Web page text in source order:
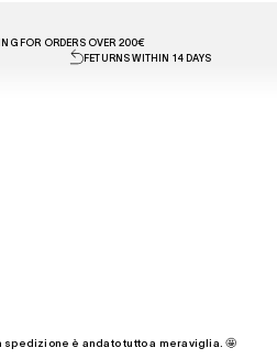
FOR ORDERS OVER 200€
FETURNS WITHIN 14 DAYS
è andato tutto a meraviglia. 🤩